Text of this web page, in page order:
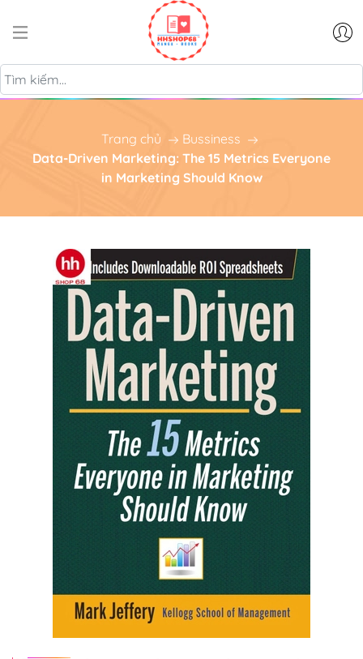
Trang chủ
Bussiness
Data-Driven Marketing: The 15 Metrics Everyone
in Marketing Should Know